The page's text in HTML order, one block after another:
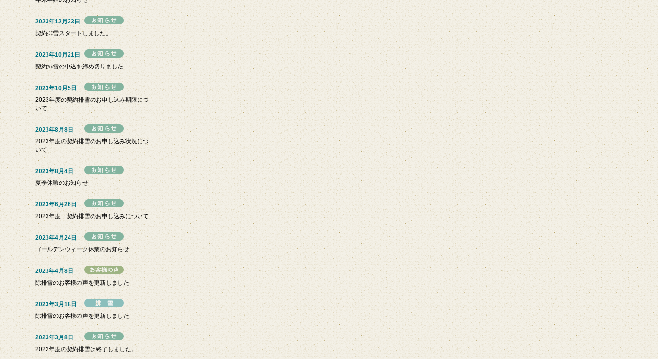
2023年12月23日
契約排雪スタートしました。
2023年10月21日
契約排雪の申込を締め切りました
2023年10月5日
2023年度の契約排雪のお申し込み期限につ
いて
2023年8月8日
2023年度の契約排雪のお申し込み状況につ
いて
2023年8月4日
夏季休暇のお知らせ
2023年6月26日
2023年度 契約排雪のお申し込みについて
2023年4月24日
ゴールデンウィーク休業のお知らせ
2023年4月8日
除排雪のお客様の声を更新しました
2023年3月18日
除排雪のお客様の声を更新しました
2023年3月8日
2022年度の契約排雪は終了しました。